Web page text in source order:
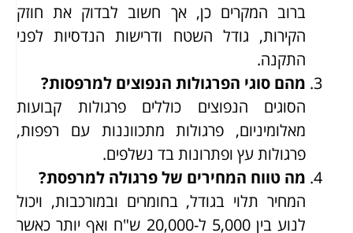
ברוב המקרים כן, אך חשוב לבדוק את חוזק
הקירות, גודל השטח ודרישות הנדסיות לפני
התקנה.
מהם סוגי הפרגולות הנפוצים למרפסות?
הסוגים הנפוצים כוללים פרגולות קבועות
מאלומיניום, פרגולות מתכווננות עם רפפות,
פרגולות עץ ופתרונות בד נשלפים.
מה טווח המחירים של פרגולה למרפסת?
המחיר תלוי בגודל, בחומרים ובמורכבות, ויכול
לנוע בין 5,000 ל-20,000 ש"ח ואף יותר כאשר